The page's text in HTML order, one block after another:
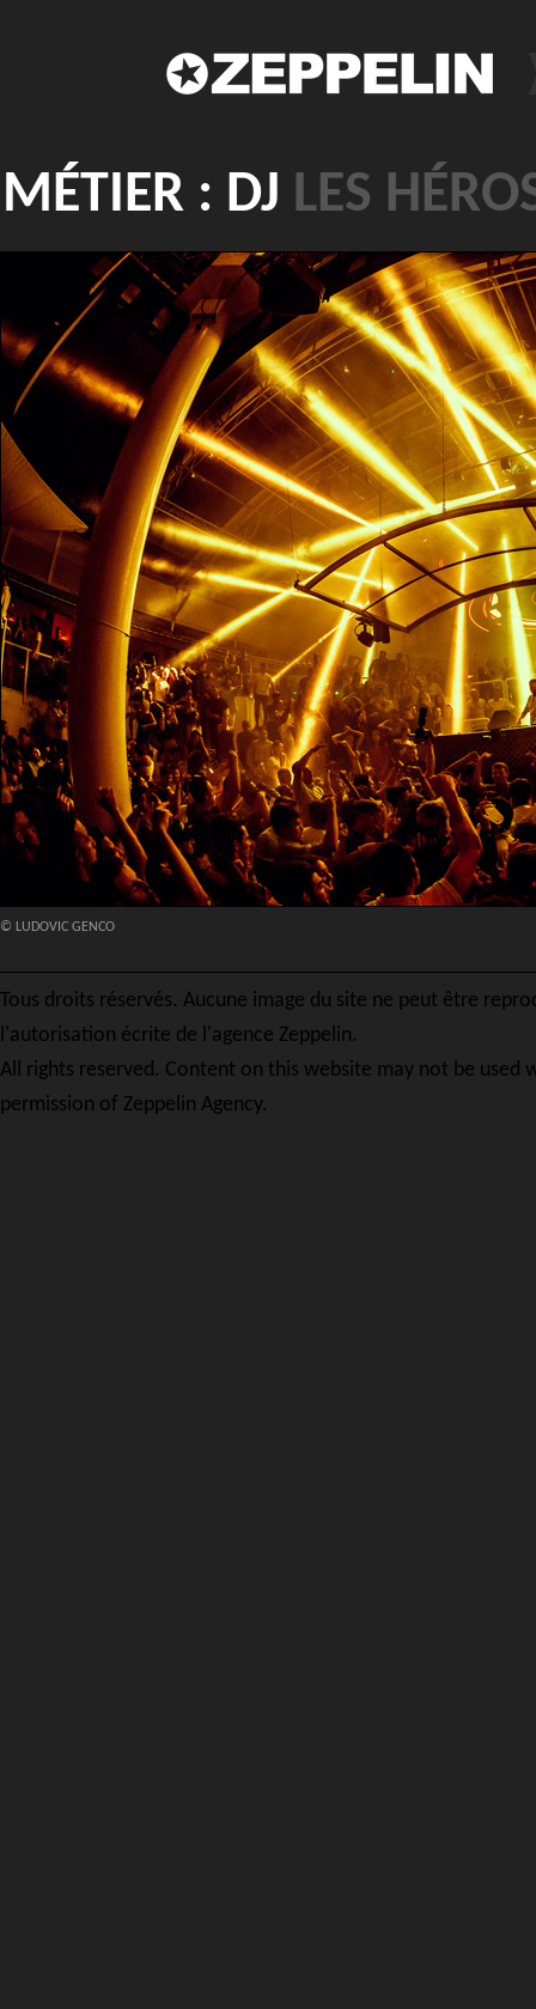
MÉTIER : DJ LES
© LUDOVIC GENCO
Tous droits réservés. Aucune image du site ne peut être
l'autorisation écrite de l'agence Zeppelin.
All rights reserved. Content on this website may not be used
permission of Zeppelin Agency.